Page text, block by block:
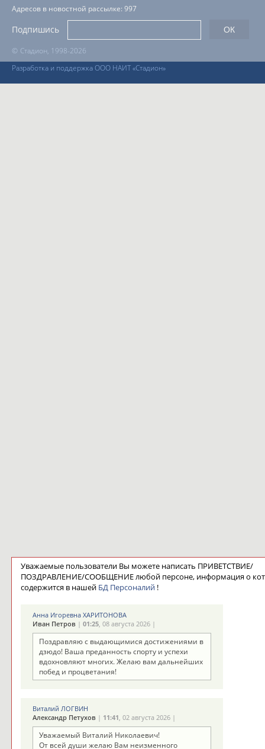
© Стадион, 1998-2026
Разработка и поддержка ООО НАИТ «Стадион»
Адресов в новостной рассылке: 997
Подпишись
Уважаемые пользователи Вы можете написать ПРИВЕТСТВИЕ/
ПОЗДРАВЛЕНИЕ/СООБЩЕНИЕ любой персоне, информация о
содержится в нашей БД Персоналий!
Анна Игоревна ХАРИТОНОВА
Иван Петров| 01:25, 08 августа 2026 |
Поздравляю с выдающимися достижениями в
дзюдо! Ваша преданность спорту и успехи
вдохновляют многих. Желаю вам дальнейших
побед и процветания!
Виталий ЛОГВИН
Александр Петухов| 11:41, 02 августа 2026 |
Уважаемый Виталий Николаевич!
От всей души желаю Вам неизменного